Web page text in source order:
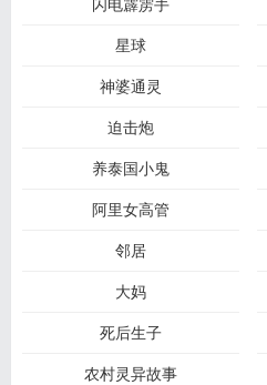
星球
神婆通灵
迫击炮
养泰国小鬼
阿里女高管
邻居
大妈
死后生子
农村灵异故事